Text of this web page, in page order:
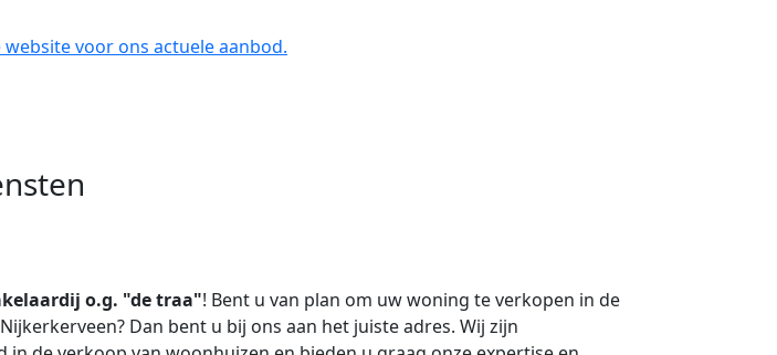
website voor ons actuele aanbod.
o.g. "de traa"! Bent u van plan om uw woning te verkopen in de
Dan bent u bij ons aan het juiste adres. Wij zijn